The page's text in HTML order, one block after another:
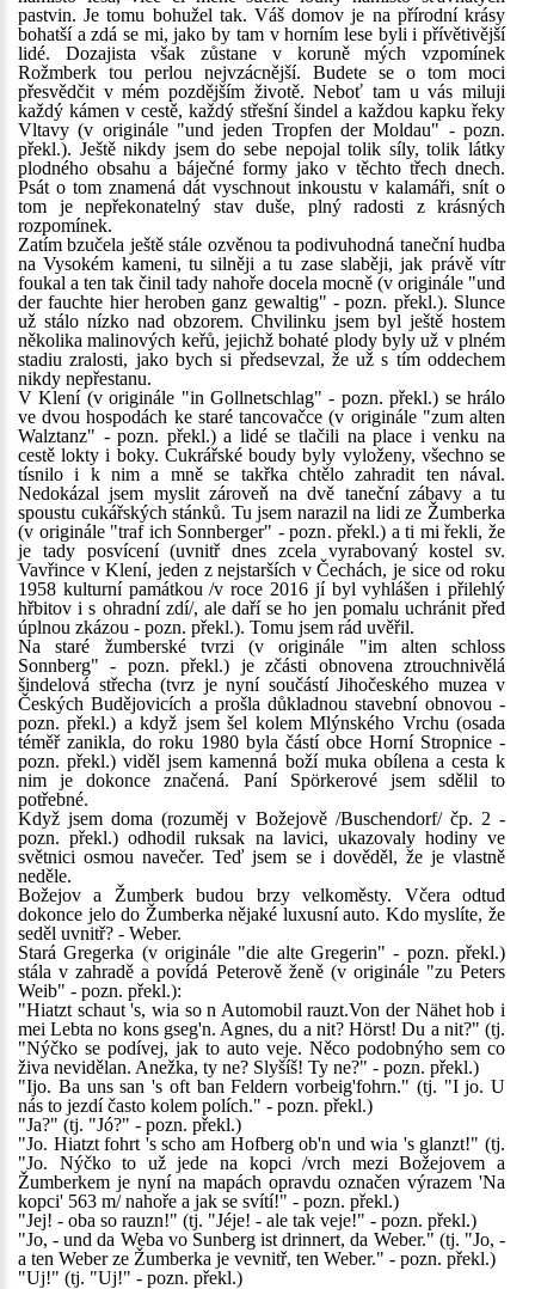
pastvin. Je tomu bohužel tak. Váš domov je na přírodní krásy
bohatší a zdá se mi, jako by tam v horním lese byli i přívětivější
lidé. Dozajista však zůstane v koruně mých vzpomínek
Rožmberk tou perlou nejvzácnější. Budete se o tom moci
přesvědčit v mém pozdějším životě. Neboť tam u vás miluji
každý kámen v cestě, každý střešní šindel a každou kapku řeky
Vltavy (v originále "und jeden Tropfen der Moldau" - pozn.
překl.). Ještě nikdy jsem do sebe nepojal tolik síly, tolik látky
plodného obsahu a báječné formy jako v těchto třech dnech.
Psát o tom znamená dát vyschnout inkoustu v kalamáři, snít o
tom je nepřekonatelný stav duše, plný radosti z krásných
rozpomínek.
Zatím bzučela ještě stále ozvěnou ta podivuhodná taneční hudba
na Vysokém kameni, tu silněji a tu zase slaběji, jak právě vítr
foukal a ten tak činil tady nahoře docela mocně (v originále "und
der fauchte hier heroben ganz gewaltig" - pozn. překl.). Slunce
už stálo nízko nad obzorem. Chvilinku jsem byl ještě hostem
několika malinových keřů, jejichž bohaté plody byly už v plném
stadiu zralosti, jako bych si předsevzal, že už s tím oddechem
nikdy nepřestanu.
V Klení (v originále "in Gollnetschlag" - pozn. překl.) se hrálo
ve dvou hospodách ke staré tancovačce (v originále "zum alten
Walztanz" - pozn. překl.) a lidé se tlačili na place i venku na
cestě lokty i boky. Cukrářské boudy byly vyloženy, všechno se
tísnilo i k nim a mně se takřka chtělo zahradit ten nával.
Nedokázal jsem myslit zároveň na dvě taneční zábavy a tu
spoustu cukářských stánků. Tu jsem narazil na lidi ze Žumberka
(v originále "traf ich Sonnberger" - pozn. překl.) a ti mi řekli, že
je tady posvícení (uvnitř dnes zcela vyrabovaný kostel sv.
Vavřince v Klení, jeden z nejstarších v Čechách, je sice od roku
1958 kulturní památkou /v roce 2016 jí byl vyhlášen i přilehlý
hřbitov i s ohradní zdí/, ale daří se ho jen pomalu uchránit před
úplnou zkázou - pozn. překl.). Tomu jsem rád uvěřil.
Na staré žumberské tvrzi (v originále "im alten schloss
Sonnberg" - pozn. překl.) je zčásti obnovena ztrouchnivělá
šindelová střecha (tvrz je nyní součástí Jihočeského muzea v
Českých Budějovicích a prošla důkladnou stavební obnovou -
pozn. překl.) a když jsem šel kolem Mlýnského Vrchu (osada
téměř zanikla, do roku 1980 byla částí obce Horní Stropnice -
pozn. překl.) viděl jsem kamenná boží muka obílena a cesta k
nim je dokonce značená. Paní Spörkerové jsem sdělil to
potřebné.
Když jsem doma (rozuměj v Božejově /Buschendorf/ čp. 2 -
pozn. překl.) odhodil ruksak na lavici, ukazovaly hodiny ve
světnici osmou navečer. Teď jsem se i dověděl, že je vlastně
neděle.
Božejov a Žumberk budou brzy velkoměsty. Včera odtud
dokonce jelo do Žumberka nějaké luxusní auto. Kdo myslíte, že
seděl uvnitř? - Weber.
Stará Gregerka (v originále "die alte Gregerin" - pozn. překl.)
stála v zahradě a povídá Peterově ženě (v originále "zu Peters
Weib" - pozn. překl.):
"Hiatzt schaut 's, wia so n Automobil rauzt.Von der Nähet hob i
mei Lebta no kons gseg'n. Agnes, du a nit? Hörst! Du a nit?" (tj.
"Nýčko se podívej, jak to auto veje. Něco podobnýho sem co
živa nevidělan. Anežka, ty ne? Slyšíš! Ty ne?" - pozn. překl.)
"Ijo. Ba uns san 's oft ban Feldern vorbeig'fohrn." (tj. "I jo. U
nás to jezdí často kolem polích." - pozn. překl.)
"Ja?" (tj. "Jó?" - pozn. překl.)
"Jo. Hiatzt fohrt 's scho am Hofberg ob'n und wia 's glanzt!" (tj.
"Jo. Nýčko to už jede na kopci /vrch mezi Božejovem a
Žumberkem je nyní na mapách opravdu označen výrazem 'Na
kopci' 563 m/ nahoře a jak se svítí!" - pozn. překl.)
"Jej! - oba so rauzn!" (tj. "Jéje! - ale tak veje!" - pozn. překl.)
"Jo, - und da Weba vo Sunberg ist drinnert, da Weber." (tj. "Jo, -
a ten Weber ze Žumberka je vevnitř, ten Weber." - pozn. překl.)
"Uj!" (tj. "Uj!" - pozn. překl.)